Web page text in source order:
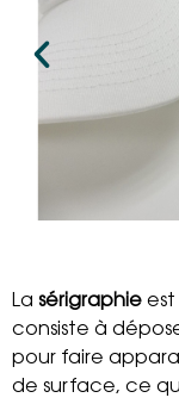
La sérigraphie
consiste à
pour faire
de surface, ce